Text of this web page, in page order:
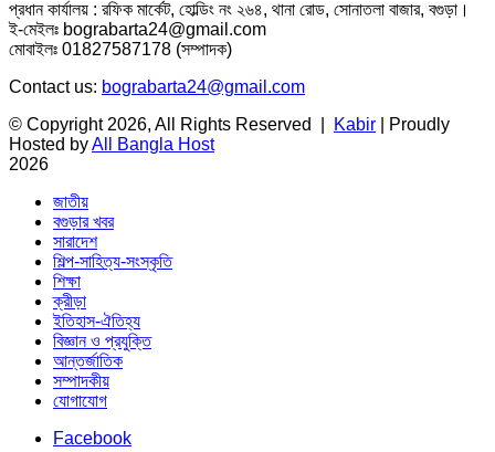
প্রধান কার্যালয় : রফিক মার্কেট, হোল্ডিং নং ২৬৪, থানা রোড, সোনাতলা বাজার, বগুড়া।
ই-মেইলঃ bograbarta24@gmail.com
মোবাইলঃ 01827587178 (সম্পাদক)
Contact us: bograbarta24@gmail.com
© Copyright 2026, All Rights Reserved |
Kabir | Proudly
Hosted byAll Bangla Host
2026
জাতীয়
বগুড়ার খবর
সারাদেশ
শিল্প-সাহিত্য-সংস্কৃতি
শিক্ষা
ক্রীড়া
ইতিহাস-ঐতিহ্য
বিজ্ঞান ও প্রযুক্তি
আন্তর্জাতিক
সম্পাদকীয়
যোগাযোগ
Facebook